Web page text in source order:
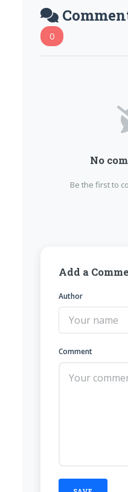
0
No
Be the first to
Add a
Author
Comment